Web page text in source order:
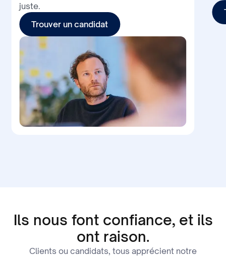
juste.
Trouver un candidat
Ils nous font confiance, et ils
ont raison.
Clients ou candidats, tous apprécient notre